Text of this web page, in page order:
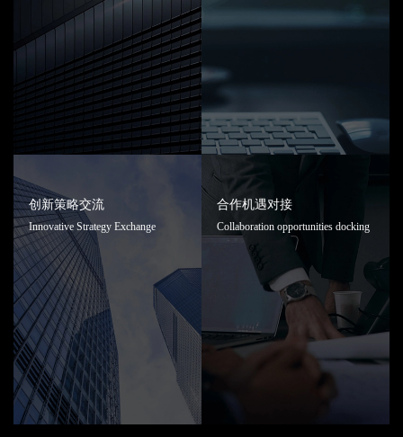
创新策略交流
Innovative Strategy Exchange
合作机遇对接
Collaboration opportunities docking